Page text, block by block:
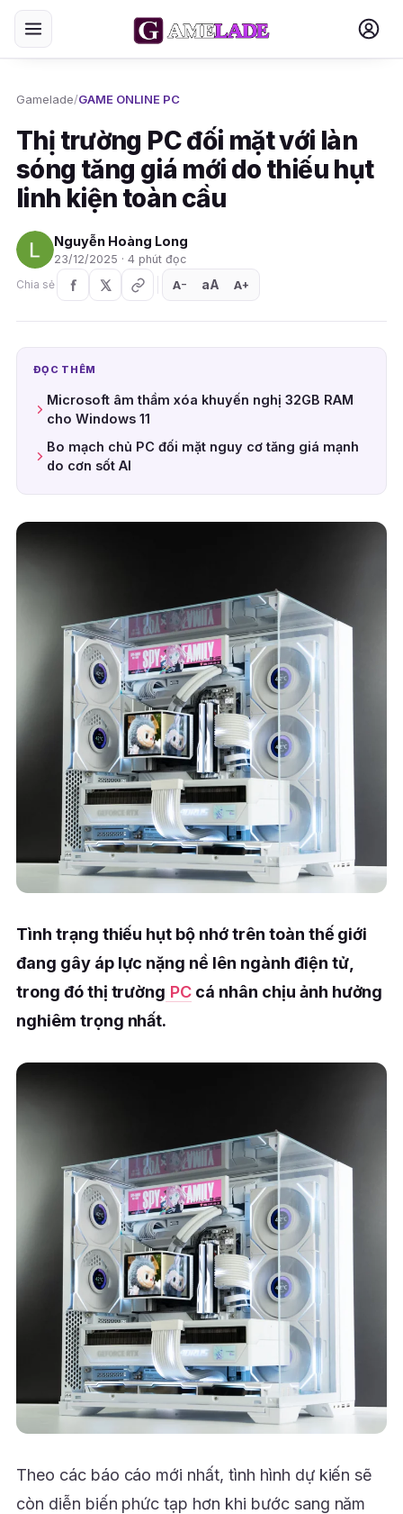
Gamelade/GAME ONLINE PC
Thị trường PC đối mặt với làn
sóng tăng giá mới do thiếu hụt
linh kiện toàn cầu
Nguyễn Hoàng Long
23/12/2025 · 4 phút đọc
Chia sẻ
A− aA A+
ĐỌC THÊM
Microsoft âm thầm xóa khuyến nghị 32GB RAM
cho Windows 11
Bo mạch chủ PC đối mặt nguy cơ tăng giá mạnh
do cơn sốt AI
Tình trạng thiếu hụt bộ nhớ trên toàn thế giới
đang gây áp lực nặng nề lên ngành điện tử,
trong đó thị trường PC cá nhân chịu ảnh hưởng
nghiêm trọng nhất.
Theo các báo cáo mới nhất, tình hình dự kiến sẽ
còn diễn biến phức tạp hơn khi bước sang năm